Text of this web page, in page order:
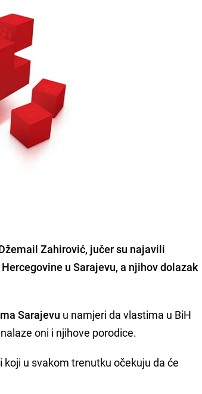
Zahirović, jučer su najavili
u Sarajevu, a njihov dolazak
Sarajevu u namjeri da vlastima u BiH
oni i njihove porodice.
u svakom trenutku očekuju da će